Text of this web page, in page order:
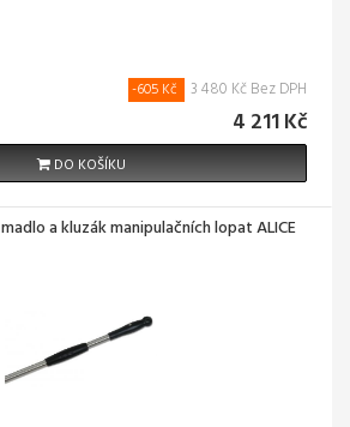
-605 Kč 3 480 Kč Bez DPH
4 211 Kč
DO KOŠÍKU
a kluzák manipulačních lopat ALICE